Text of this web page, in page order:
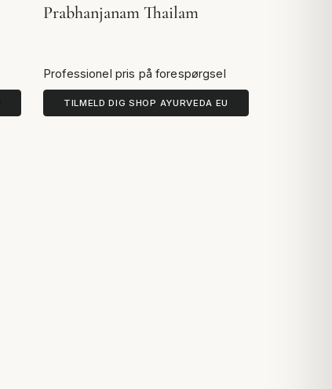
Prabhanjanam Thailam
Professionel pris på forespørgsel
TILMELD DIG SHOP AYURVEDA EU